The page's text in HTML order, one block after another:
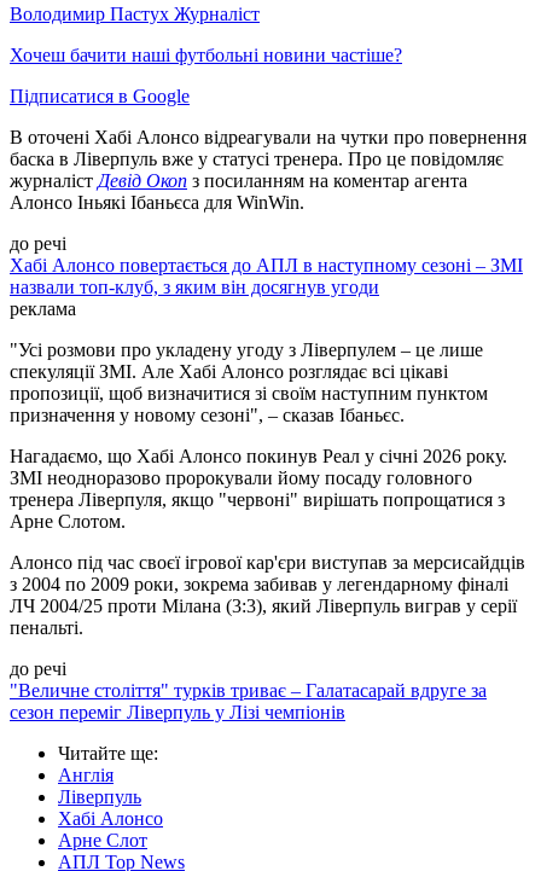
Володимир Пастух Журналіст
Хочеш бачити наші футбольні новини частіше?
Підписатися в Google
В оточені Хабі Алонсо відреагували на чутки про повернення
баска в Ліверпуль вже у статусі тренера. Про це повідомляє
журналістДевід Окоп з посиланням на коментар агента
Алонсо Іньякі Ібаньєса для WinWin.
до речі
Хабі Алонсо повертається до АПЛ в наступному сезоні – ЗМІ
назвали топ-клуб, з яким він досягнув угоди
реклама
"Усі розмови про укладену угоду з Ліверпулем – це лише
спекуляції ЗМІ. Але Хабі Алонсо розглядає всі цікаві
пропозиції, щоб визначитися зі своїм наступним пунктом
призначення у новому сезоні", – сказав Ібаньєс.
Нагадаємо, що Хабі Алонсо покинув Реал у січні 2026 року.
ЗМІ неодноразово пророкували йому посаду головного
тренера Ліверпуля, якщо "червоні" вирішать попрощатися з
Арне Слотом.
Алонсо під час своєї ігрової кар'єри виступав за мерсисайдців
з 2004 по 2009 роки, зокрема забивав у легендарному фіналі
ЛЧ 2004/25 проти Мілана (3:3), який Ліверпуль виграв у серії
пенальті.
до речі
"Величне століття" турків триває – Галатасарай вдруге за
сезон переміг Ліверпуль у Лізі чемпіонів
Читайте ще:
Англія
Ліверпуль
Хабі Алонсо
Арне Слот
АПЛ Top News